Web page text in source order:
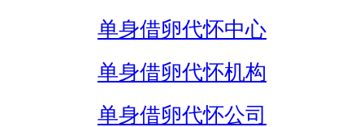
单身借卵代怀中心
单身借卵代怀机构
单身借卵代怀公司